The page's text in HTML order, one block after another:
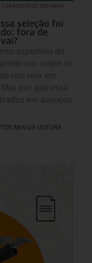
5 DE AGOSTO DE 2026 08H00
seleção foi
fora de
esportivo do
sobre os
nos unir em
por que essa
em avanços
MIN DE LEITURA